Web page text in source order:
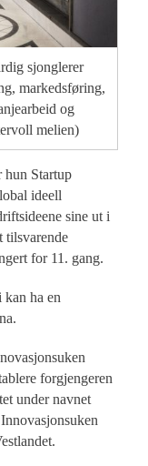
sjonglerer
markedsføring,
og
melien)
hun Startup
ideell
sine ut i
tilsvarende
for 11. gang.
ha en
forgjengeren
under navnet